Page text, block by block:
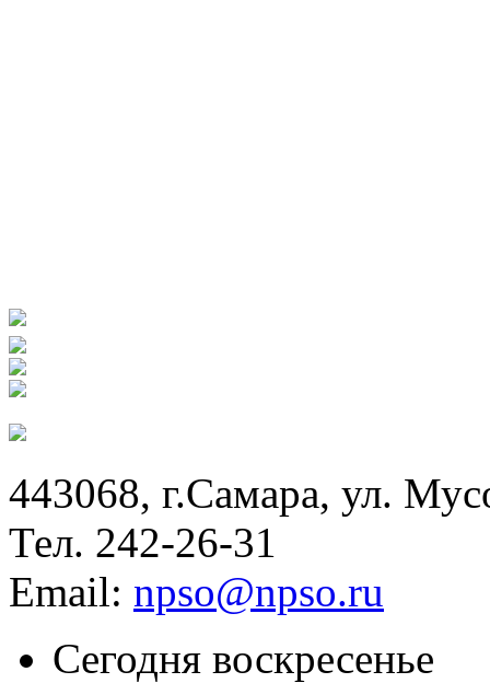
443068, г.Самара, ул.
Тел. 242-26-31
Email: npso@npso.ru
Сегодня воскресенье